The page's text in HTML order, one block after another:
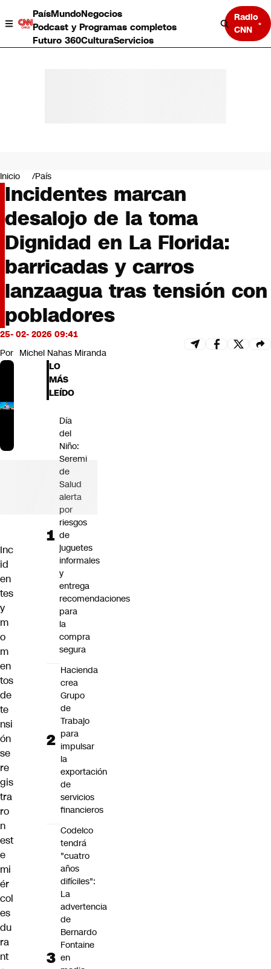
PaísMundoNegocios
Podcast y Programas completos
Futuro 360CulturaServicios
Radio
CNN
Negocios
Deportes
Programas completos
Cultura
Servicios
Bits
CNN Data
CNN tiempo
Opinión
Inicio País
Incidentes marcan
desalojo de la toma
Dignidad en La Florida:
barricadas y carros
lanzaagua tras tensión con
pobladores
25- 02- 2026 09:41
Por Michel Nahas Miranda
Inc
id
en
tes
y
m
o
m
en
tos
de
te
nsi
ón
se
re
gis
tra
ro
n
est
e
mi
ér
col
es
du
ra
nt
LO
MÁS
LEÍDO
Día
del
Niño:
Seremi
de
Salud
alerta
por
riesgos
de
juguetes
informales
y
entrega
recomendaciones
para
la
compra
segura
Hacienda
crea
Grupo
de
Trabajo
para
impulsar
la
exportación
de
servicios
financieros
Codelco
tendrá
"cuatro
años
difíciles":
La
advertencia
de
Bernardo
Fontaine
en